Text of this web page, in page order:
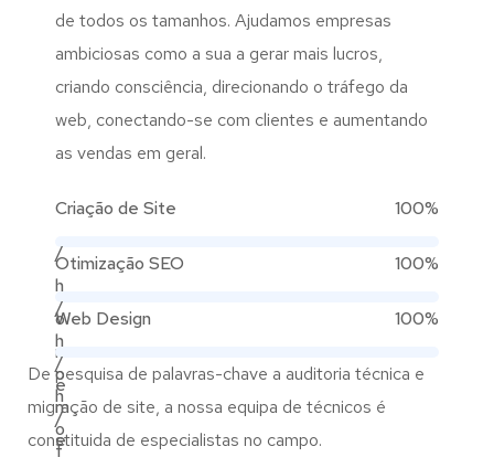
de todos os tamanhos. Ajudamos empresas
ambiciosas como a sua a gerar mais lucros,
criando consciência, direcionando o tráfego da
web, conectando-se com clientes e aumentando
as vendas em geral.
Criação de Site
100%
/
h
o
m
e
/
f
Otimização SEO
100%
/
h
o
m
e
Web Design
100%
/
h
o
De pesquisa de palavras-chave a auditoria técnica e
migração de site, a nossa equipa de técnicos é
constituida de especialistas no campo.